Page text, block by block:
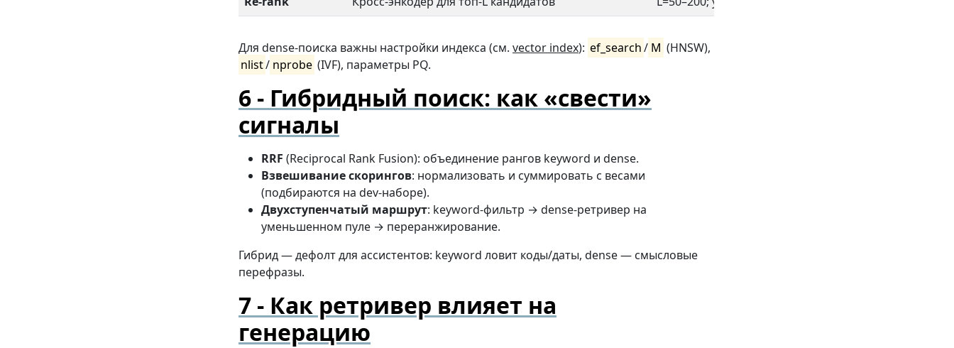
Для dense-поиска важны настройки индекса (см. vector index): ef_search/ M (HNSW),
nlist/ nprobe (IVF), параметры PQ.
Гибридный поиск: как «свести»
сигналы
RRF (Reciprocal Rank Fusion): объединение рангов keyword и dense.
Взвешивание скорингов: нормализовать и суммировать с весами
(подбираются на dev-наборе).
Двухступенчатый маршрут: keyword-фильтр → dense-ретривер на
уменьшенном пуле → переранжирование.
Гибрид — дефолт для ассистентов: keyword ловит коды/даты, dense — смысловые
перефразы.
Как ретривер влияет на
генерацию